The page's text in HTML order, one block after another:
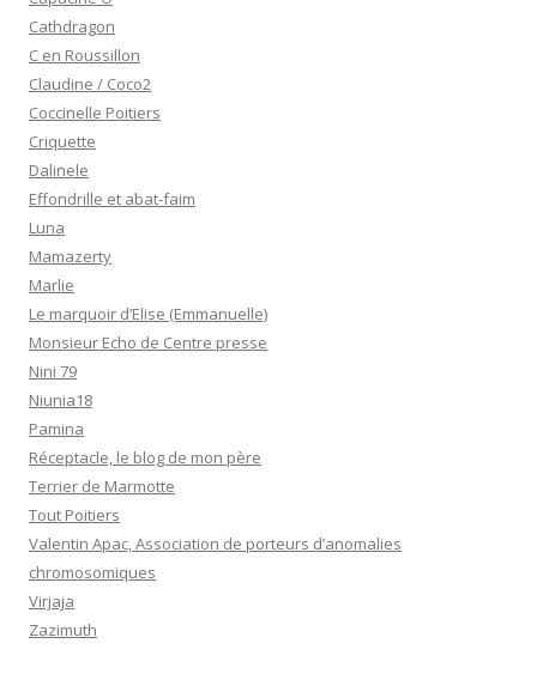
Cathdragon
C en Roussillon
Claudine / Coco2
Coccinelle Poitiers
Criquette
Dalinele
Effondrille et abat-faim
Luna
Mamazerty
Marlie
Le marquoir d’Elise (Emmanuelle)
Monsieur Echo de Centre presse
Nini 79
Niunia18
Pamina
Réceptacle, le blog de mon père
Terrier de Marmotte
Tout Poitiers
Valentin Apac, Association de porteurs d’anomalies
chromosomiques
Virjaja
Zazimuth